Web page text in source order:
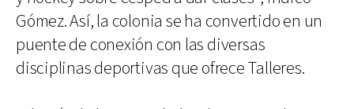
Gómez. Así, la colonia se ha convertido en un
puente de conexión con las diversas
disciplinas deportivas que ofrece Talleres.